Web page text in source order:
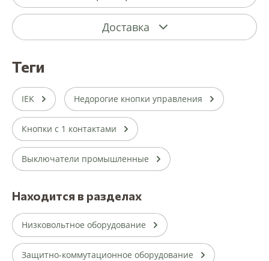
Доставка
теги
IEK Недорогие кнопки управления
Кнопки с 1 контактами
Выключатели промышленные
Находится в разделах
Низковольтное оборудование
Защитно-коммутационное оборудование